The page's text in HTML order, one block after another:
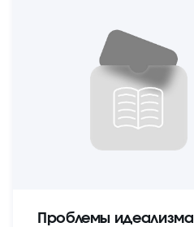
Проблемы идеализма